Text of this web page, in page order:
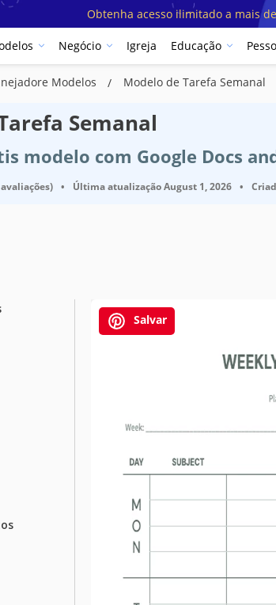
Obtenha acesso ilimitado a mais
Negócio Igreja Educação
Modelos Modelo de Tarefa Semanal
Semanal
modelo com Google Docs
• Última atualizaçãoAugust 1, 2026 •
Salvar